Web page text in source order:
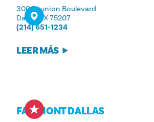
300 Reunion Boulevard
Dallas, TX 75207
(214) 651-1234
LEER MÁS
FAIRMONT DALLAS